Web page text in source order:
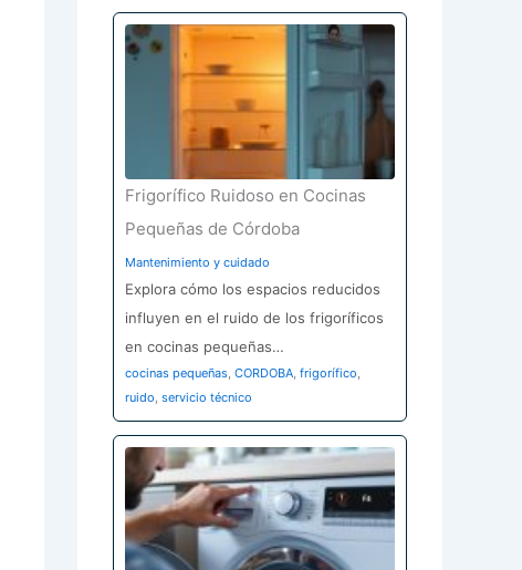
Frigorífico Ruidoso en Cocinas
Pequeñas de Córdoba
Mantenimiento y cuidado
Explora cómo los espacios reducidos
influyen en el ruido de los frigoríficos
en cocinas pequeñas…
cocinas pequeñas, CORDOBA, frigorífico,
ruido, servicio técnico